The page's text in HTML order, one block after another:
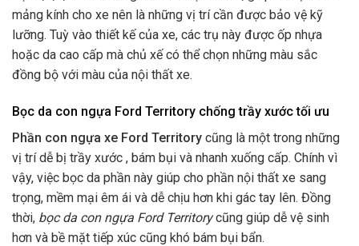
mảng kính cho xe nên là những vị trí cần được bảo vệ kỹ
lưỡng. Tuỳ vào thiết kế của xe, các trụ này được ốp nhựa
hoặc da cao cấp mà chủ xế có thể chọn những màu sắc
đồng bộ với màu của nội thất xe.
Bọc da con ngựa Ford Territory chống trầy xước tối ưu
Phần con ngựa xe Ford Territory cũng là một trong những
vị trí dễ bị trầy xước , bám bụi và nhanh xuống cấp. Chính vì
vậy, việc bọc da phần này giúp cho phần nội thất xe sang
trọng, mềm mại êm ái và dễ chịu hơn khi gác tay lên. Đồng
thời, bọc da con ngựa Ford Territorycũng giúp dễ vệ sinh
hơn và bề mặt tiếp xúc cũng khó bám bụi bẩn.